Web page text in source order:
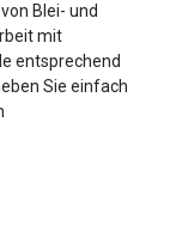
Blei- und
mit
entsprechend
Sie einfach